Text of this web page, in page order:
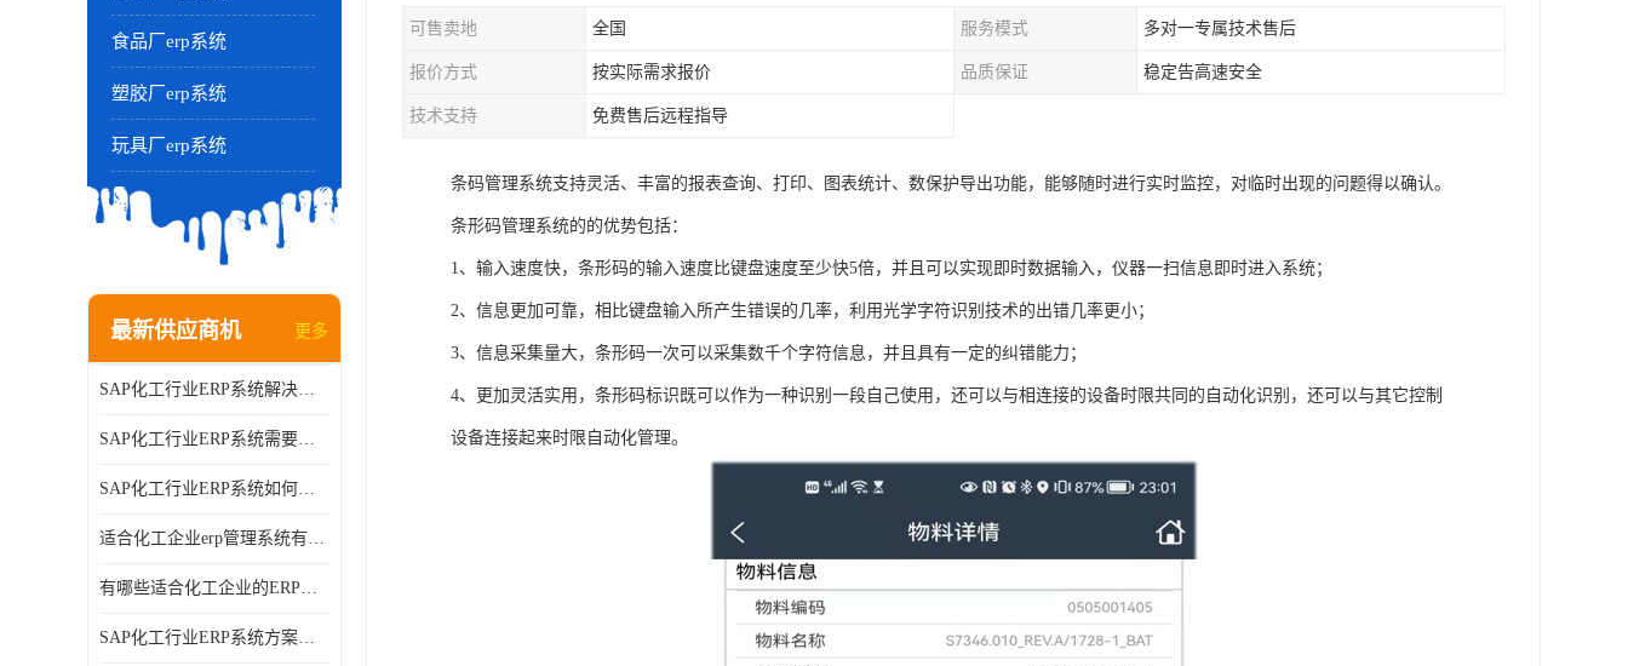
食品厂erp系统
塑胶厂erp系统
玩具厂erp系统
最新供应商机 更多
SAP化工行业ERP系统解决方案的细节和功能介绍？北京奥维奥
SAP化工行业ERP系统需要多少钱？北京奥维奥
SAP化工行业ERP系统如何帮助企业提率和降？北京奥维奥
适合化工企业erp管理系统有哪些？分别有哪些优势?
有哪些适合化工企业的ERP管理系统？分别需要多少钱？
SAP化工行业ERP系统方案介绍？SAP实施商，北京奥维奥
可售卖地 全国 服务模式 多对一专属技术售后
报价方式 按实际需求报价 品质保证 稳定告高速安全
技术支持 免费售后远程指导
条码管理系统支持灵活、丰富的报表查询、打印、图表统计、数保护导出功能，能够随时进行实时监控，对临时出现的问题得以确认。
条形码管理系统的的优势包括：
1、输入速度快，条形码的输入速度比键盘速度至少快5倍，并且可以实现即时数据输入，仪器一扫信息即时进入系统；
2、信息更加可靠，相比键盘输入所产生错误的几率，利用光学字符识别技术的出错几率更小；
3、信息采集量大，条形码一次可以采集数千个字符信息，并且具有一定的纠错能力；
4、更加灵活实用，条形码标识既可以作为一种识别一段自己使用，还可以与相连接的设备时限共同的自动化识别，还可以与其它控制
设备连接起来时限自动化管理。